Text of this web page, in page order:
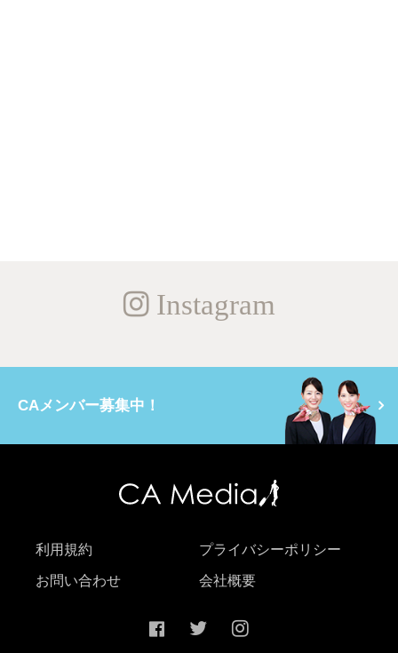
Instagram
CAメンバー募集中！
利用規約 プライバシーポリシー
お問い合わせ 会社概要